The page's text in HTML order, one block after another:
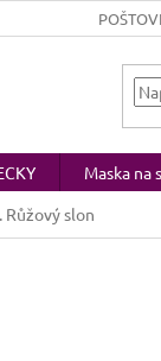
Maska na
Růžový slon